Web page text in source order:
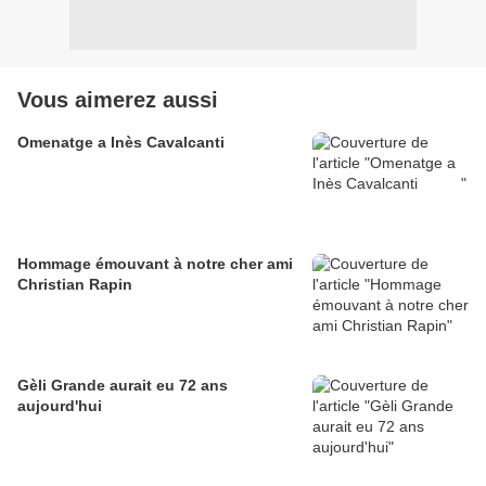
Vous aimerez aussi
Omenatge a Inès Cavalcanti
Hommage émouvant à notre cher ami
Christian Rapin
Gèli Grande aurait eu 72 ans
aujourd'hui